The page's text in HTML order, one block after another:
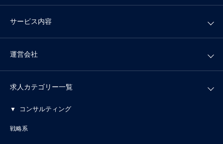
サービス内容
運営会社
求人カテゴリー一覧
コンサルティング
戦略系